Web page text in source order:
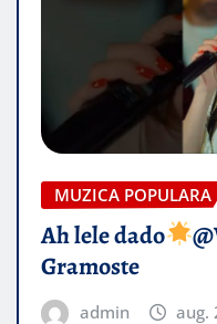
MUZICA POPULARA
Ah lele dado​
Gramoste
admin aug.